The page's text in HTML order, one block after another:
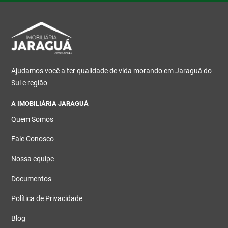
Ajudamos você a ter qualidade de vida morando em Jaraguá do
Sul e região
A IMOBILIÁRIA JARAGUÁ
Quem Somos
Fale Conosco
Nossa equipe
Documentos
Política de Privacidade
Blog